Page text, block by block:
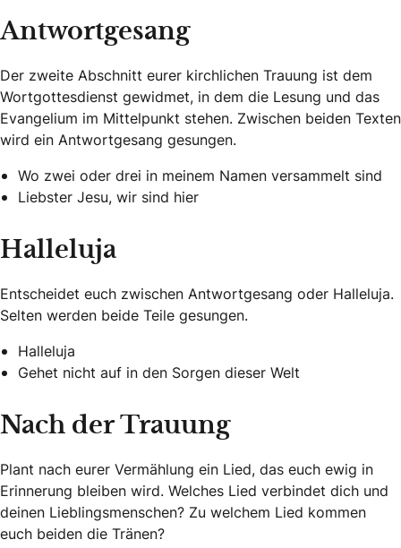
Antwortgesang
Der zweite Abschnitt eurer kirchlichen Trauung ist dem
Wortgottesdienst gewidmet, in dem die Lesung und das
Evangelium im Mittelpunkt stehen. Zwischen beiden Texten
wird ein Antwortgesang gesungen.
Wo zwei oder drei in meinem Namen versammelt sind
Liebster Jesu, wir sind hier
Halleluja
Entscheidet euch zwischen Antwortgesang oder Halleluja.
Selten werden beide Teile gesungen.
Halleluja
Gehet nicht auf in den Sorgen dieser Welt
Nach der Trauung
Plant nach eurer Vermählung ein Lied, das euch ewig in
Erinnerung bleiben wird. Welches Lied verbindet dich und
deinen Lieblingsmenschen? Zu welchem Lied kommen
euch beiden die Tränen?